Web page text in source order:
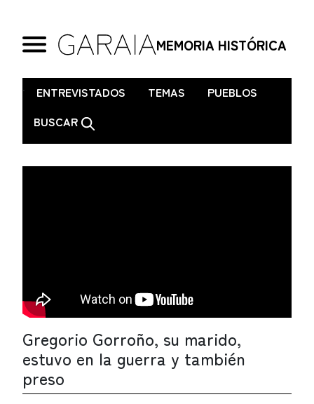
MEMORIA HISTÓRICA
. ENTREVISTADOS TEMAS
PUEBLOS
BUSCAR
Gregorio Gorroño, su marido,
estuvo en la guerra y también
preso